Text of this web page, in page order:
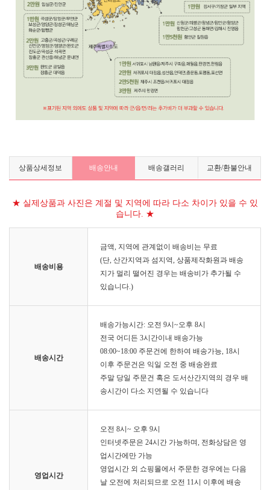
상품상세정보 배송안내 배송갤러리 교환/환불안내
★ 실제상품과 사진은 계절 및 지역에 따라 다소 차이가 있을 수 있
습니다. ★
배송비용
금액, 지역에 관계없이 배송비는 무료
(단, 산간지역과 섬지역, 상품제작화원과 배송
지가 멀리 떨어진 경우는 배송비가 추가될 수
있습니다.)
배송시간
배송가능시간: 오전 9시~오후 8시
전국 어디든 3시간이내 배송가능
08:00~18:00 주문건에 한하여 배송가능, 18시
이후 주문건은 익일 오전 중 배송완료
주말 당일 주문건 혹은 도서산간지역의 경우 배
송시간이 다소 지연될 수 있습니다
영업시간
오전 8시~ 오후 9시
인터넷주문은 24시간 가능하며, 전화상담은 영
업시간에만 가능
영업시간 외 쇼핑몰에서 주문한 경우에는 다음
날 오전에 처리되므로 오전 11시 이후에 배송